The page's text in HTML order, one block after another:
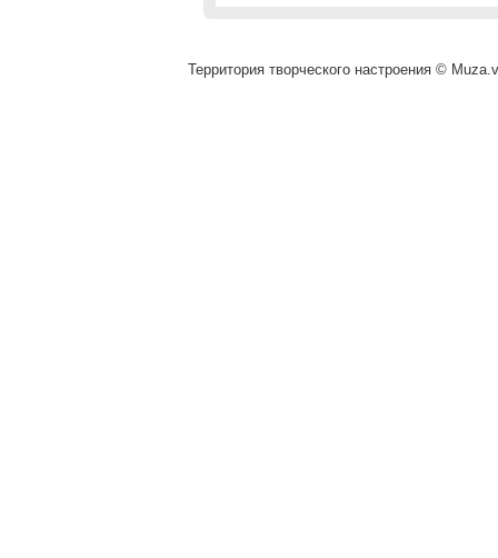
Территория творческого настроения ©